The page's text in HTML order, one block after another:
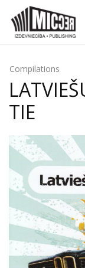
Compilations
TIE